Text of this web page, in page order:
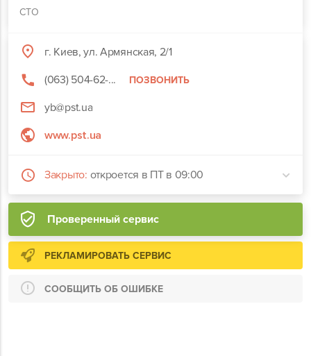
СТО
Проверенный сервис
г. Киев, ул. Армянская, 2/1
(063) 504-62-...
ПОЗВОНИТЬ
yb@pst.ua
www.pst.ua
Закрыто: откроется в ПТ в 09:00
РЕКЛАМИРОВАТЬ СЕРВИС
СООБЩИТЬ ОБ ОШИБКЕ